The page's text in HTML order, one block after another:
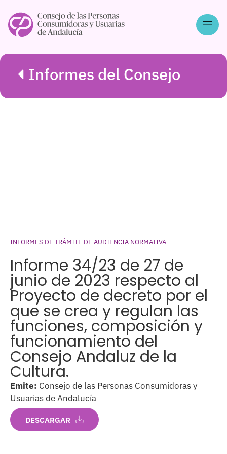
Informes del Consejo
INFORMES DE TRÁMITE DE AUDIENCIA NORMATIVA
Informe 34/23 de 27 de
junio de 2023 respecto al
Proyecto de decreto por el
que se crea y regulan las
funciones, composición y
funcionamiento del
Consejo Andaluz de la
Cultura.
Emite: Consejo de las Personas Consumidoras y
Usuarias de Andalucía
DESCARGAR